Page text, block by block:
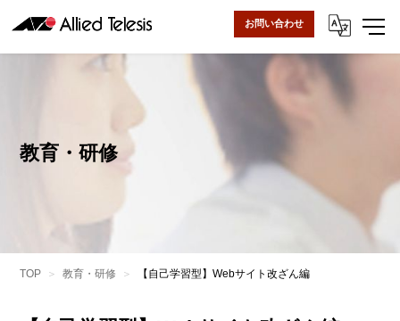
お問い合わせ
教育・研修
TOP 教育・研修 【自己学習型】Webサイト改ざん編